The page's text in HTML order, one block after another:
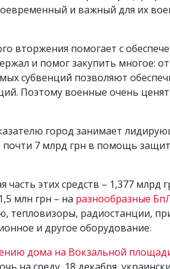
и важный для их
вторжения помогает с
и помог закупить многое:
субвенций позволяют
Поэтому военные очень
город занимает
почти 7 млрд грн в помощь
этих средств – 1,377 млрд
млн грн – на разнообразные
тепловизоры, радиостанции,
и другое оборудование.
дома на Вокзальной